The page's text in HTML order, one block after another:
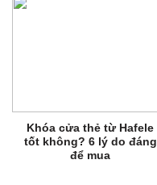
Khóa cửa thẻ từ Hafele
tốt không? 6 lý do đáng
để mua